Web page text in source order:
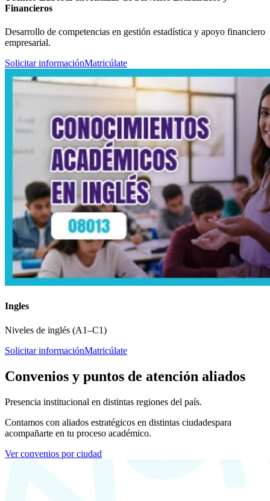
Financieros
Desarrollo de competencias en gestión estadística y apoyo financiero
empresarial.
Solicitar informaciónMatricúlate
Ingles
Niveles de inglés (A1–C1)
Solicitar informaciónMatricúlate
Convenios y puntos de atención aliados
Presencia institucional en distintas regiones del país.
Contamos con aliados estratégicos en distintas ciudadespara
acompañarte en tu proceso académico.
Ver convenios por ciudad